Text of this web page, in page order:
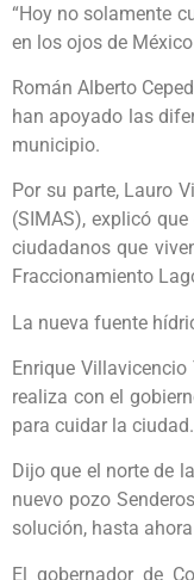
“Hoy no solamente
en los ojos de
Román Alberto
han apoyado las
municipio.
Por su parte, Lauro
(SIMAS), explicó
ciudadanos que
Fraccionamiento
La nueva fuente
Enrique
realiza con el
para cuidar la ciudad.
Dijo que el norte de
nuevo pozo
solución, hasta
El gobernador de